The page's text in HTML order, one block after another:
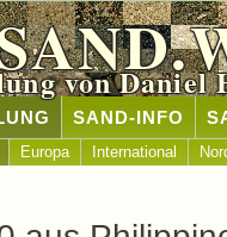
von Daniel
SAND-INFO
Europa International